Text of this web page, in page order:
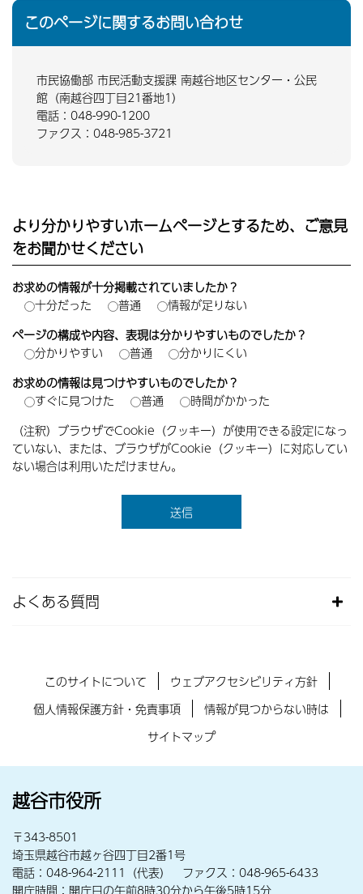
このページに関するお問い合わせ
市民協働部 市民活動支援課 南越谷地区センター・公民
館（南越谷四丁目21番地1）
電話：048-990-1200
ファクス：048-985-3721
より分かりやすいホームページとするため、ご意見
をお聞かせください
お求めの情報が十分掲載されていましたか？
十分だった
普通
情報が足りない
ページの構成や内容、表現は分かりやすいものでしたか？
分かりやすい
普通
分かりにくい
お求めの情報は見つけやすいものでしたか？
すぐに見つけた
普通
時間がかかった
（注釈）ブラウザでCookie（クッキー）が使用できる設定になっ
ていない、または、ブラウザがCookie（クッキー）に対応してい
ない場合は利用いただけません。
よくある質問
このサイトについて
ウェブアクセシビリティ方針
個人情報保護方針・免責事項
情報が見つからない時は
サイトマップ
越谷市役所
〒343-8501
埼玉県越谷市越ヶ谷四丁目2番1号
電話：048-964-2111（代表） ファクス：048-965-6433
開庁時間：開庁日の午前8時30分から午後5時15分